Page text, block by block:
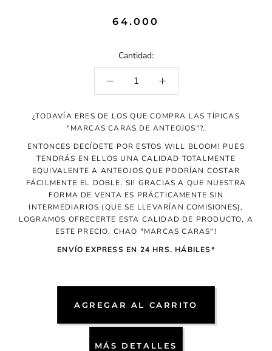
64.000
Cantidad:
¿TODAVÍA ERES DE LOS QUE COMPRA LAS TÍPICAS
"MARCAS CARAS DE ANTEOJOS"?.
ENTONCES DECÍDETE POR ESTOS WILL BLOOM! PUES
TENDRÁS EN ELLOS UNA CALIDAD TOTALMENTE
EQUIVALENTE A ANTEOJOS QUE PODRÍAN COSTAR
FÁCILMENTE EL DOBLE. SI! GRACIAS A QUE NUESTRA
FORMA DE VENTA ES PRÁCTICAMENTE SIN
INTERMEDIARIOS (QUE SE LLEVARÍAN COMISIONES),
LOGRAMOS OFRECERTE ESTA CALIDAD DE PRODUCTO, A
ESTE PRECIO. CHAO "MARCAS CARAS"!
ENVÍO EXPRESS EN 24 HRS. HÁBILES*
AGREGAR AL CARRITO
MÁS DETALLES